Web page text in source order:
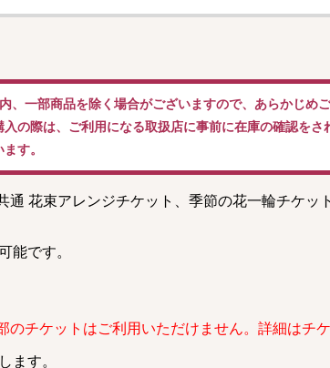
一部商品を除く場合がございますので、あらかじめご
の際は、ご利用になる取扱店に事前に在庫の確認をさ
す。
花束アレンジチケット、季節の花一輪チケッ
能です。
チケットはご利用いただけません。詳細はチ
ます。